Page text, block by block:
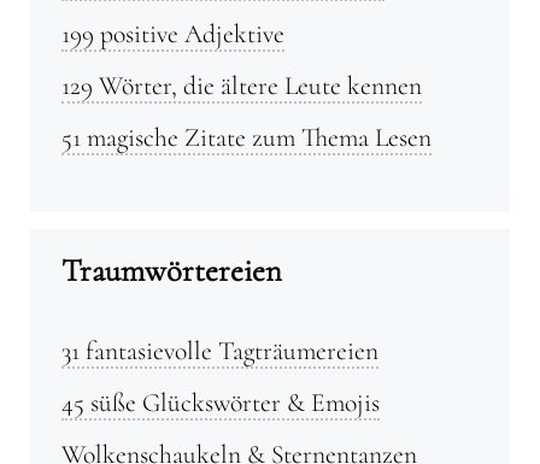
199 positive Adjektive
129 Wörter, die ältere Leute kennen
51 magische Zitate zum Thema Lesen
Traumwörtereien
31 fantasievolle Tagträumereien
45 süße Glückswörter & Emojis
Wolkenschaukeln & Sternentanzen